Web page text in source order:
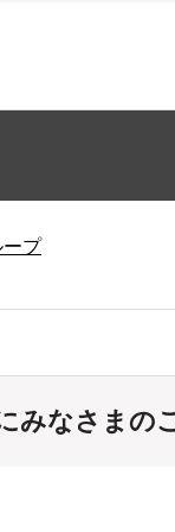
プ
みなさまの